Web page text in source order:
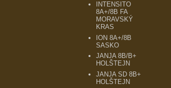
INTENSITO
8A+/8B FA
MORAVSKÝ
KRAS
ION 8A+/8B
SASKO
JANJA 8B/B+
HOLŠTEJN
JANJA SD 8B+
HOLŠTEJN